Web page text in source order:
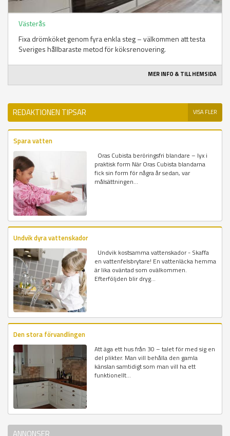
Västerås
Fixa drömköket genom fyra enkla steg – välkommen att testa
Sveriges hållbaraste metod för köksrenovering.
MER INFO & TILL HEMSIDA
REDAKTIONEN TIPSAR VISA FLER
Spara vatten
Oras Cubista beröringsfri blandare – lyx i
praktisk form När Oras Cubista blandarna
fick sin form för några år sedan, var
målsättningen...
Undvik dyra vattenskador
Undvik kostsamma vattenskador - Skaffa
en vattenfelsbrytare! En vattenläcka hemma
är lika oväntad som ovälkommen.
Efterföljden blir dryg...
Den stora förvandlingen
Att äga ett hus från 30 – talet för med sig en
del plikter. Man vill behålla den gamla
känslan samtidigt som man vill ha ett
funktionellt...